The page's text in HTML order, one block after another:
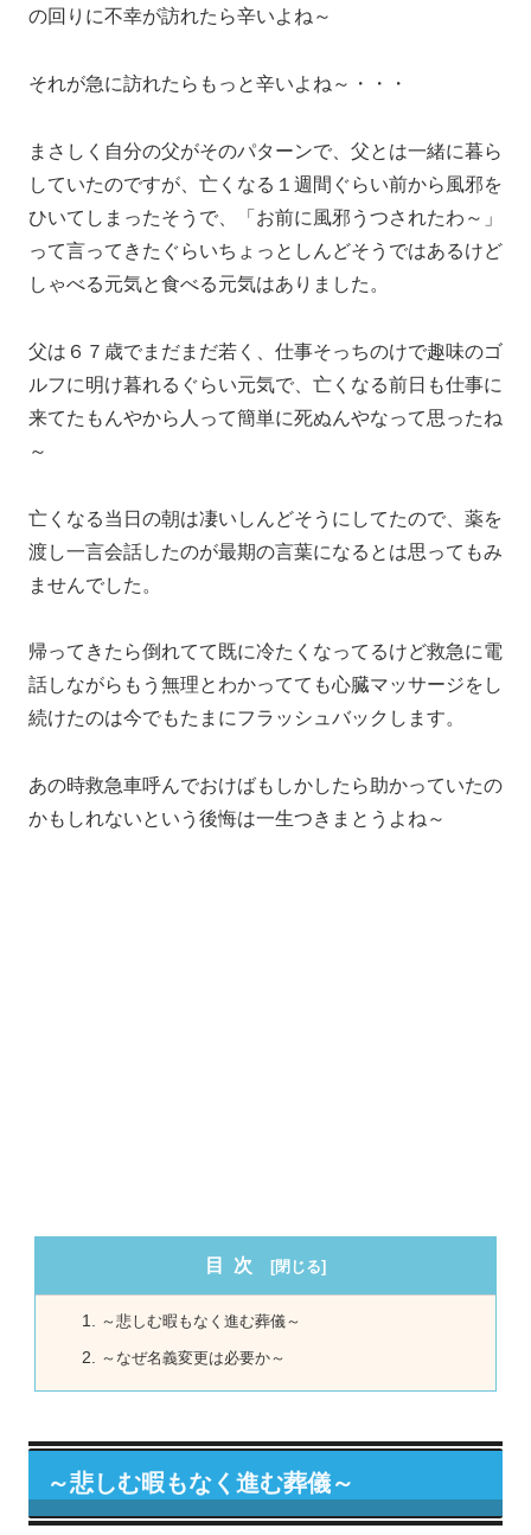
の回りに不幸が訪れたら辛いよね～
それが急に訪れたらもっと辛いよね～・・・
まさしく自分の父がそのパターンで、父とは一緒に暮ら
していたのですが、亡くなる１週間ぐらい前から風邪を
ひいてしまったそうで、「お前に風邪うつされたわ～」
って言ってきたぐらいちょっとしんどそうではあるけど
しゃべる元気と食べる元気はありました。
父は６７歳でまだまだ若く、仕事そっちのけで趣味のゴ
ルフに明け暮れるぐらい元気で、亡くなる前日も仕事に
来てたもんやから人って簡単に死ぬんやなって思ったね
～
亡くなる当日の朝は凄いしんどそうにしてたので、薬を
渡し一言会話したのが最期の言葉になるとは思ってもみ
ませんでした。
帰ってきたら倒れてて既に冷たくなってるけど救急に電
話しながらもう無理とわかってても心臓マッサージをし
続けたのは今でもたまにフラッシュバックします。
あの時救急車呼んでおけばもしかしたら助かっていたの
かもしれないという後悔は一生つきまとうよね～
目次
～悲しむ暇もなく進む葬儀～
～なぜ名義変更は必要か～
～悲しむ暇もなく進む葬儀～